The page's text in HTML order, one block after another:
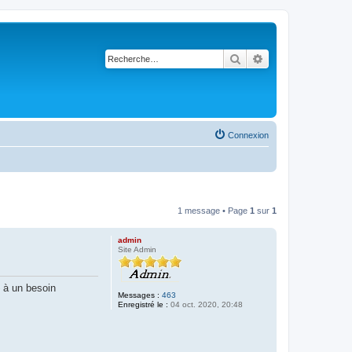
Rechercher
Connexion
1 message • Page 1 sur 1
admin
Site Admin
Messages : 463
Enregistré le : 04 oct. 2020, 20:48
un besoin